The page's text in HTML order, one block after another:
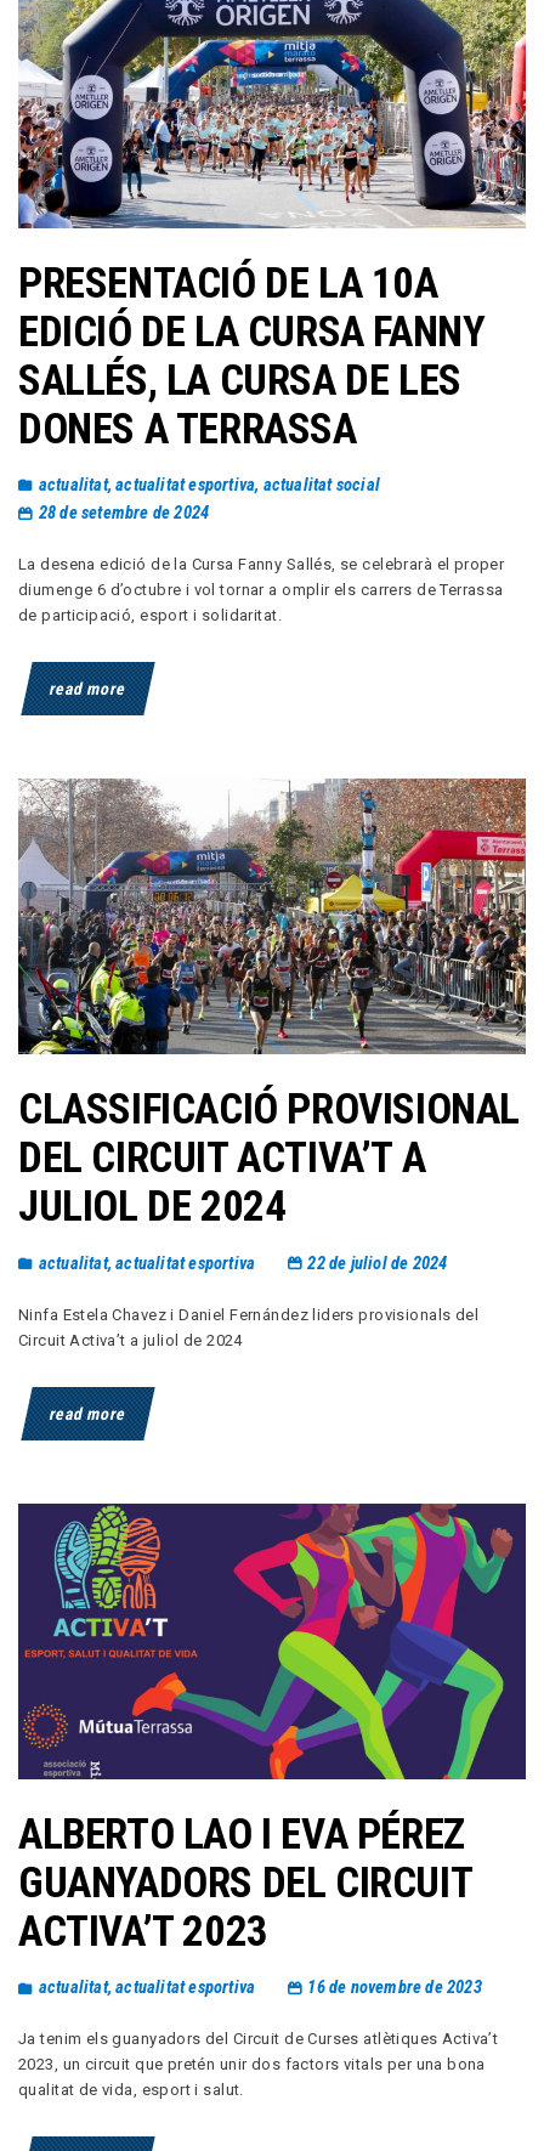
PRESENTACIÓ DE LA 10A
EDICIÓ DE LA CURSA FANNY
SALLÉS, LA CURSA DE LES
DONES A TERRASSA
actualitat,actualitat esportiva, actualitat social
28 de setembre de 2024
La desena edició de la Cursa Fanny Sallés, se celebrarà el proper
diumenge 6 d’octubre i vol tornar a omplir els carrers de Terrassa
de participació, esport i solidaritat.
read more
CLASSIFICACIÓ PROVISIONAL
DEL CIRCUIT ACTIVA’T A
JULIOL DE 2024
actualitat,actualitat esportiva 22 de juliol de 2024
Ninfa Estela Chavez i Daniel Fernández liders provisionals del
Circuit Activa’t a juliol de 2024
read more
ALBERTO LAO I EVA PÉREZ
GUANYADORS DEL CIRCUIT
ACTIVA’T 2023
actualitat,actualitat esportiva 16 de novembre de 2023
Ja tenim els guanyadors del Circuit de Curses atlètiques Activa’t
2023, un circuit que pretén unir dos factors vitals per una bona
qualitat de vida, esport i salut.